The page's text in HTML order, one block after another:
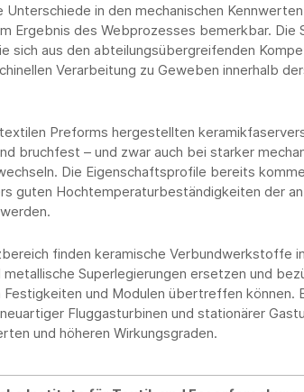
Unterschiede in den mechanischen
Ergebnis des Webprozesses bemerkbar. Die
sich aus den abteilungsübergreifenden
Verarbeitung zu Geweben innerhalb
Preforms hergestellten
bruchfest – und zwar auch bei starker
Die Eigenschaftsprofile bereits
guten Hochtemperaturbeständigkeiten der
finden keramische Verbundwerkstoffe
metallische Superlegierungen ersetzen und
und Modulen übertreffen können.
Fluggasturbinen und stationärer
und höheren Wirkungsgraden.